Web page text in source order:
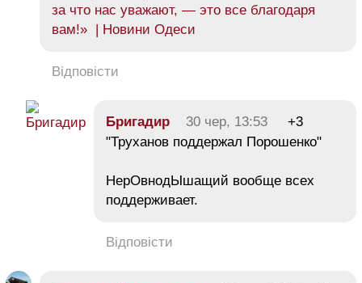
за что нас уважают, — это все благодаря
вам!» | Новини Одеси
Відповісти
Бригадир 30 чер, 13:53
+3
"Труханов поддержал Порошенко"
НерОвнодЫшащий вообще всех
поддерживает.
Відповісти